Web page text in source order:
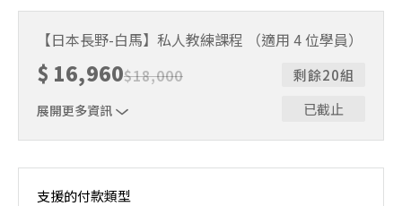
【日本長野-白馬】私人教練課程 （適用 4 位學員）
$ 16,960$18,000
展開更多資訊
剩餘20組
已截止
5+1 小時滑雪私人教練課程 （適用４位學員）
支援的付款類型